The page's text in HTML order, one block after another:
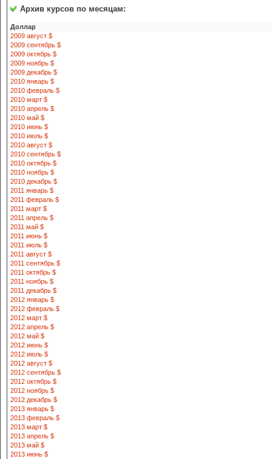
Архив курсов по месяцам:
Доллар
2009 август $
2009 сентябрь $
2009 октябрь $
2009 ноябрь $
2009 декабрь $
2010 январь $
2010 февраль $
2010 март $
2010 апрель $
2010 май $
2010 июнь $
2010 июль $
2010 август $
2010 сентябрь $
2010 октябрь $
2010 ноябрь $
2010 декабрь $
2011 январь $
2011 февраль $
2011 март $
2011 апрель $
2011 май $
2011 июнь $
2011 июль $
2011 август $
2011 сентябрь $
2011 октябрь $
2011 ноябрь $
2011 декабрь $
2012 январь $
2012 февраль $
2012 март $
2012 апрель $
2012 май $
2012 июнь $
2012 июль $
2012 август $
2012 сентябрь $
2012 октябрь $
2012 ноябрь $
2012 декабрь $
2013 январь $
2013 февраль $
2013 март $
2013 апрель $
2013 май $
2013 июнь $